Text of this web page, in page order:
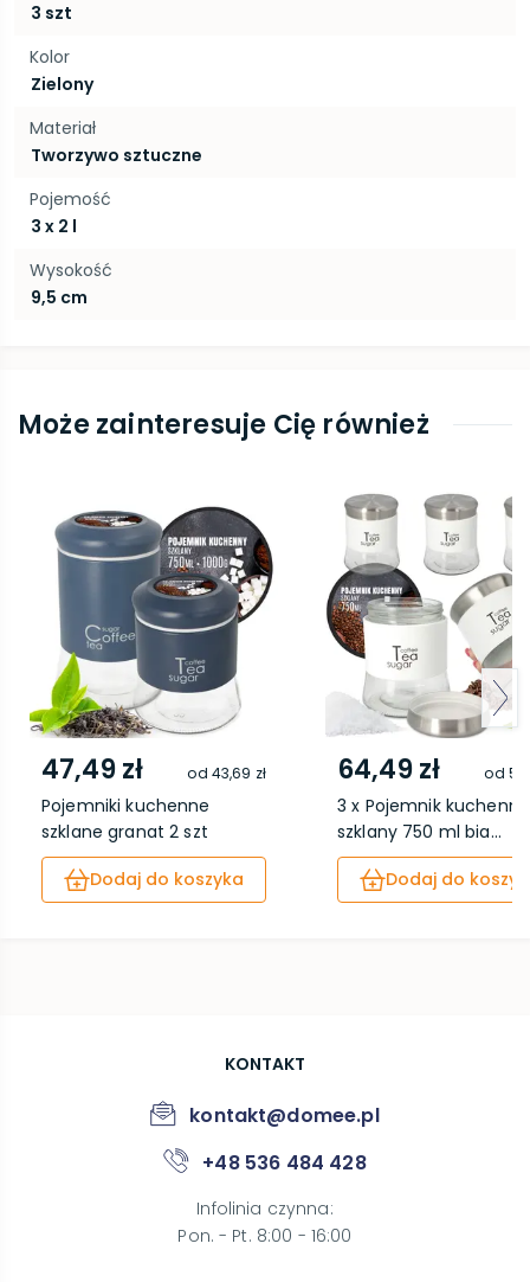
3 szt
Kolor
Zielony
Materiał
Tworzywo sztuczne
Pojemość
3 x 2 l
Wysokość
9,5 cm
Może zainteresuje Cię również
47,49 zł od 43,69 zł
Pojemniki kuchenne
szklane granat 2 szt
Dodaj do koszyka
64,49 zł od
3 x Pojemnik kuchenny
szklany 750 ml bia...
Dodaj do
KONTAKT
kontakt@domee.pl
+48 536 484 428
Infolinia czynna:
Pon. - Pt. 8:00 - 16:00